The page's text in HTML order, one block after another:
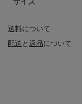
送料について
配送と返品について